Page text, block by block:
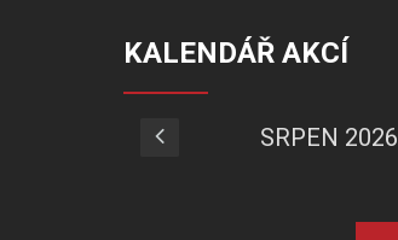
KALENDÁŘ AKCÍ
SRPEN 2026